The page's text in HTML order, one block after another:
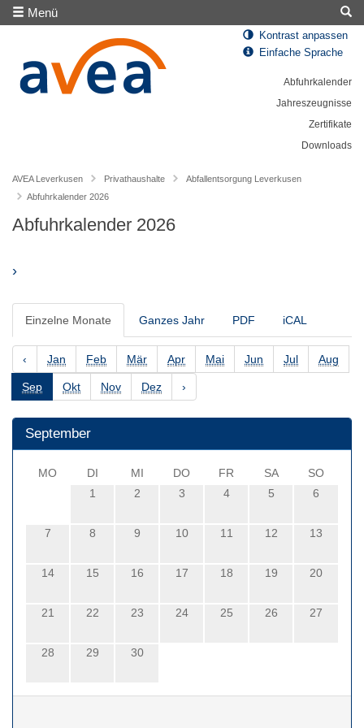
Menü
Kontrast anpassen
Einfache Sprache
Abfuhrkalender
Jahreszeugnisse
Zertifikate
Downloads
AVEA Leverkusen Privathaushalte
Abfallentsorgung Leverkusen
Abfuhrkalender 2026
Abfuhrkalender 2026
›
Einzelne Monate Ganzes Jahr PDF iCAL
‹ Jan Feb Mär Apr Mai Jun Jul Aug
Sep Okt Nov Dez ›
September
MO DI MI DO FR SA
SO
1
2 3 4 5 6
7 8 9 10 11 12 13
14 15 16 17 18 19 20
21 22 23 24 25 26 27
28 29 30